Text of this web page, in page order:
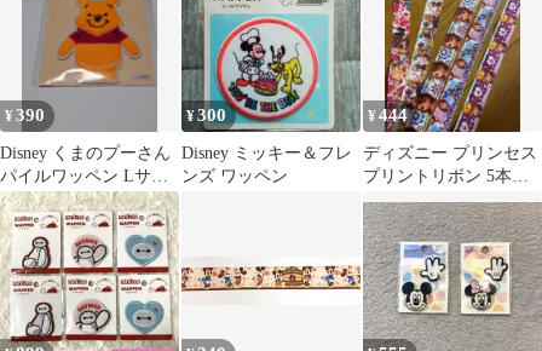
¥390
Disney くまのプーさん
パイルワッペン Lサイ
ズ アイロン接着 新品
¥300
Disney ミッキー＆フレ
ンズ ワッペン
¥444
ディズニー プリンセス
プリントリボン 5本セ
ット